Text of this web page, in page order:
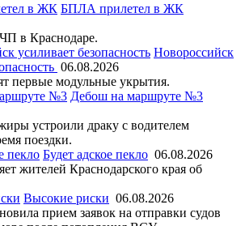
БПЛА прилетел в ЖК
в Краснодаре.
Новороссийск
06.08.2026
первые модульные укрытия.
Дебош на маршруте №3
устроили драку с водителем
поездки.
Будет адское пекло 06.08.2026
жителей Краснодарского края об
Высокие риски 06.08.2026
прием заявок на отправки судов